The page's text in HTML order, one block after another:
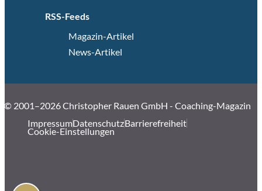
RSS-Feeds
Magazin-Artikel
News-Artikel
© 2001–2026 Christopher Rauen GmbH - Coaching-Magazin
ImpressumDatenschutzBarrierefreiheit
Cookie-Einstellungen